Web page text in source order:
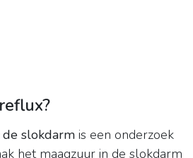
slokdarm is een onderzoek
het maagzuur in de slokdarm